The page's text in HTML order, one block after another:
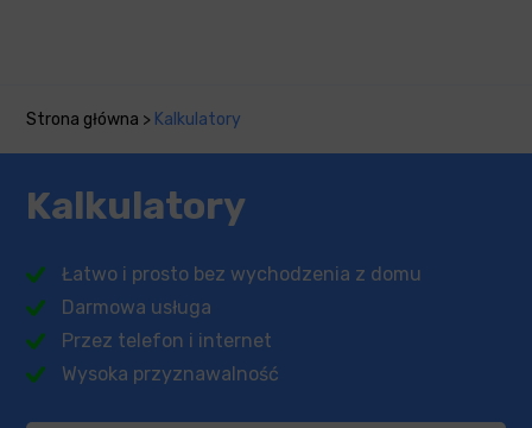
Strona główna > Kalkulatory
Kalkulatory
Łatwo i prosto bez wychodzenia z domu
Darmowa usługa
Przez telefon i internet
Wysoka przyznawalność